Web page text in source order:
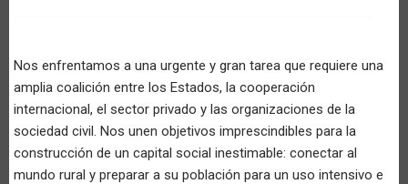
Nos enfrentamos a una urgente y gran tarea que requiere una
amplia coalición entre los Estados, la cooperación
internacional, el sector privado y las organizaciones de la
sociedad civil. Nos unen objetivos imprescindibles para la
construcción de un capital social inestimable: conectar al
mundo rural y preparar a su población para un uso intensivo e